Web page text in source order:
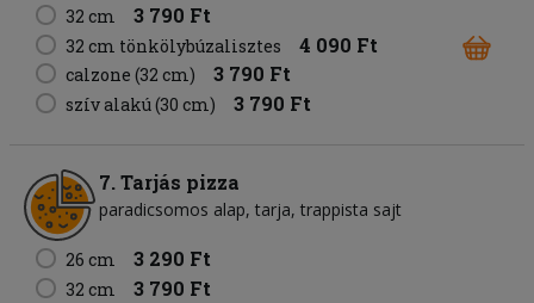
32 cm 3 790 Ft
32 cm tönkölybúzalisztes 4 090 Ft
calzone (32 cm) 3 790 Ft
szív alakú (30 cm) 3 790 Ft
7. Tarjás pizza
paradicsomos alap tarja trappista sajt
26 cm 3 290 Ft
32 cm 3 790 Ft